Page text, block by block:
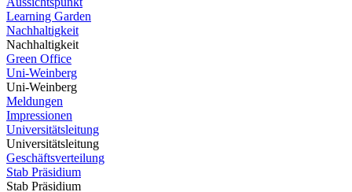
Learning Garden
Nachhaltigkeit
Nachhaltigkeit
Green Office
Uni-Weinberg
Uni-Weinberg
Meldungen
Impressionen
Universitätsleitung
Universitätsleitung
Geschäftsverteilung
Stab Präsidium
Stab Präsidium